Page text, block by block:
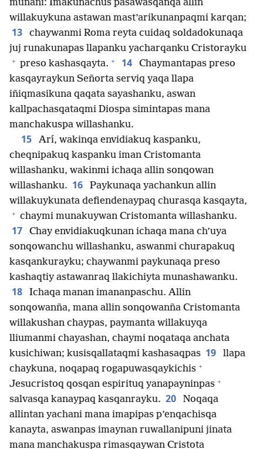
munani: Imakunachus pasawasqanqa allin
willakuykuna astawan mast’arikunanpaqmi karqan;
13
chaywanmi Roma reyta cuidaq soldadokunaqa
juj runakunapas llapanku yacharqanku Cristorayku
+ preso kashasqayta. + 14
Chaymantapas preso
kasqayraykun Señorta serviq yaqa llapa
iñiqmasikuna qaqata sayashanku, aswan
kallpachasqataqmi Diospa simintapas mana
manchakuspa willashanku.
15
Arí, wakinqa envidiakuq kaspanku,
cheqnipakuq kaspanku iman Cristomanta
willashanku, wakinmi ichaqa allin sonqowan
willashanku. 16
Paykunaqa yachankun allin
willakuykunata defiendenaypaq churasqa kasqayta,
+ chaymi munakuywan Cristomanta willashanku.
17
Chay envidiakuqkunan ichaqa mana ch’uya
sonqowanchu willashanku, aswanmi churapakuq
kasqankurayku; chaywanmi paykunaqa preso
kashaqtiy astawanraq llakichiyta munashawanku.
18
Ichaqa manan imananpaschu. Allin
sonqowanña, mana allin sonqowanña Cristomanta
willakushan chaypas, paymanta willakuyqa
lliumanmi chayashan, chaymi noqataqa anchata
kusichiwan; kusisqallataqmi kashasaqpas 19
llapa
chaykuna, noqapaq rogapuwasqaykichis +
Jesucristoq qosqan espirituq yanapayninpas +
salvasqa kanaypaq kasqanrayku. 20
Noqaqa
allintan yachani mana imapipas p’enqachisqa
kanayta, aswanpas imaynan ruwallanipuni jinata
mana manchakuspa rimasqaywan Cristota